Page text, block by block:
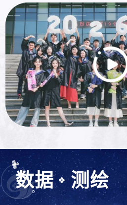
数据 测绘